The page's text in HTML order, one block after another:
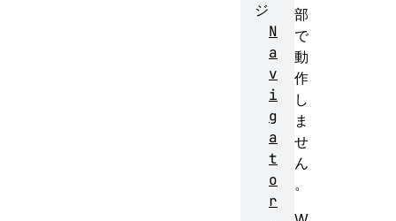
部
で
動
作
し
ま
せ
ん
。
ジ
N
a
v
i
g
a
t
o
r